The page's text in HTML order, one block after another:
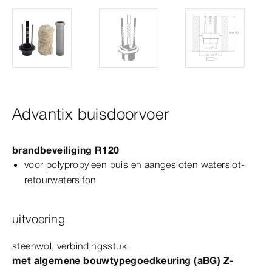
Advantix buisdoorvoer
brandbeveiliging R120
voor polypropyleen buis en aangesloten waterslot-​
retourwatersifon
uitvoering
steenwol, verbindingsstuk
met algemene bouwtypegoedkeuring (aBG) Z-